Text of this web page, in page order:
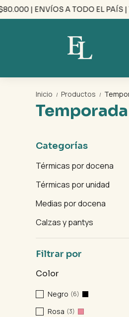
A TODO EL PAÍS | 10%
Inicio / Productos /
Categorías
Térmicas por docena
Térmicas por unidad
Medias por docena
Calzas y pantys
Filtrar por
Color
Negro (6)
Rosa (3)